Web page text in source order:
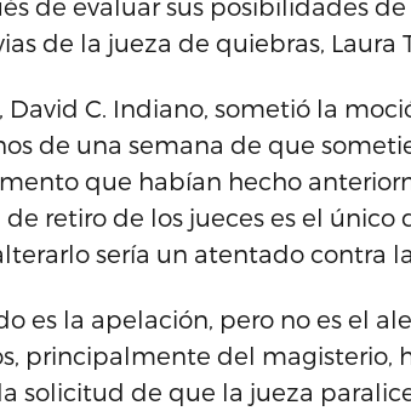
de evaluar sus posibilidades
de la jueza de quiebras, Laura
David C. Indiano, sometió la
de una semana de que
que habían hecho
retiro de los jueces es el único
sería un atentado contra
es la apelación, pero no es el
principalmente del magisterio,
solicitud de que la jueza